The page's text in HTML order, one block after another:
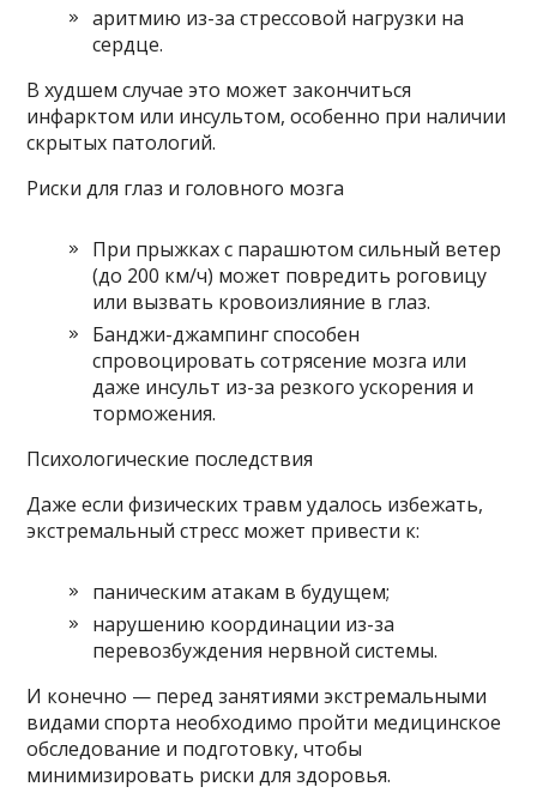
аритмию из-за стрессовой нагрузки на
сердце.
В худшем случае это может закончиться
инфарктом или инсультом, особенно при наличии
скрытых патологий.
Риски для глаз и головного мозга
При прыжках с парашютом сильный ветер
(до 200 км/ч) может повредить роговицу
или вызвать кровоизлияние в глаз.
Банджи-джампинг способен
спровоцировать сотрясение мозга или
даже инсульт из-за резкого ускорения и
торможения.
Психологические последствия
Даже если физических травм удалось избежать,
экстремальный стресс может привести к:
паническим атакам в будущем;
нарушению координации из-за
перевозбуждения нервной системы.
И конечно — перед занятиями экстремальными
видами спорта необходимо пройти медицинское
обследование и подготовку, чтобы
минимизировать риски для здоровья.